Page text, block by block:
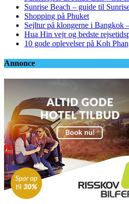
Sunrise Beach – guide til
Shopping på Phuket
Sejltur på klongerne i Bangkok
Hua Hin vejr og bedste
10 gode oplevelser på Koh
Annonce